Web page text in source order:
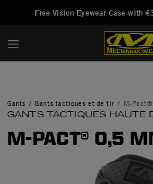
Free Vision Eyewear Case with
Gants Gants tactiques et de tir M-
GANTS TACTIQUES HAUTE
M-PACT® 0,5
Ajouté à Gérer la liste